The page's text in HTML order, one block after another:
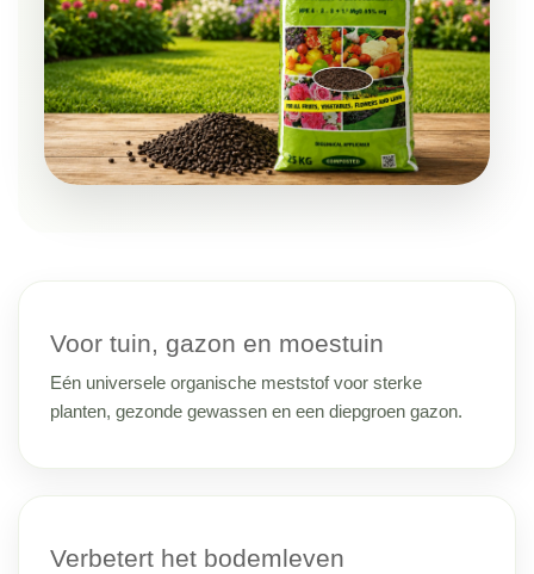
Voor tuin, gazon en moestuin
Eén universele organische meststof voor sterke
planten, gezonde gewassen en een diepgroen gazon.
Verbetert het bodemleven